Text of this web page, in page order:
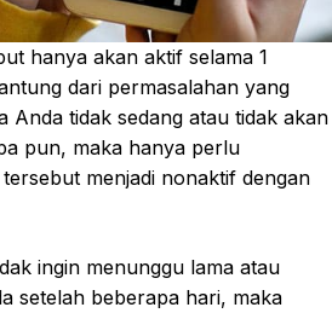
hanya akan aktif selama 1
dari permasalahan yang
Anda tidak sedang atau tidak akan
pun, maka hanya perlu
menjadi nonaktif dengan
ingin menunggu lama atau
setelah beberapa hari, maka